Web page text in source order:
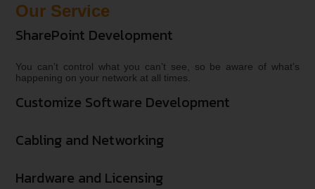
Our Service
SharePoint Development
You can’t control what you can’t see, so be aware of what’s
happening on your network at all times.
Customize Software Development
Cabling and Networking
Hardware and Licensing